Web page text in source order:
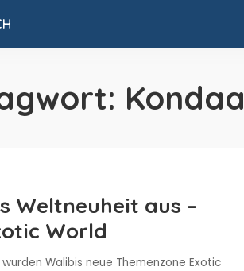
Kondaa
Weltneuheit aus –
World
Walibis neue Themenzone Exotic